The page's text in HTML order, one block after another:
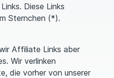
Diese Links
Sternchen (*).
Affiliate Links aber
Wir verlinken
die vorher von unserer